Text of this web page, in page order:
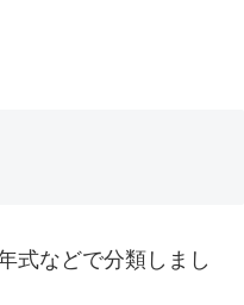
式などで分類しまし